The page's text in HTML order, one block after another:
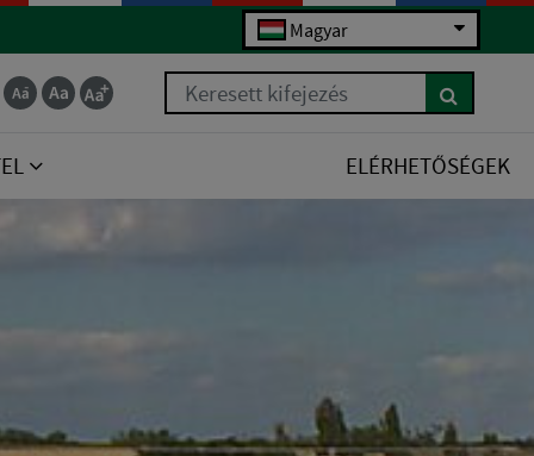
Magyar
Keresett kifejezés
ELÉRHETŐSÉGEK